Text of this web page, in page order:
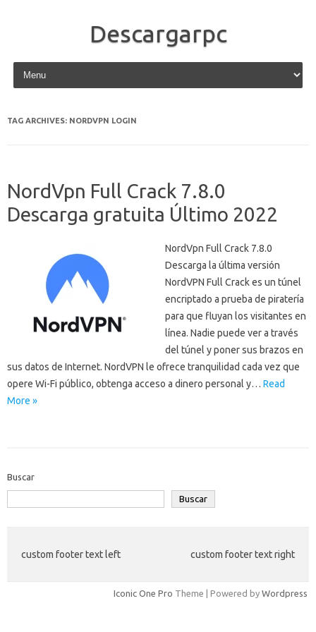
Descargarpc
Skip to content
TAG ARCHIVES: NORDVPN LOGIN
NordVpn Full Crack 7.8.0
Descarga gratuita Último 2022
NordVpn Full Crack 7.8.0
Descarga la última versión
NordVPN Full Crack es un túnel
encriptado a prueba de piratería
para que fluyan los visitantes en
línea. Nadie puede ver a través
del túnel y poner sus brazos en
sus datos de Internet. NordVPN le ofrece tranquilidad cada vez que
opere Wi-Fi público, obtenga acceso a dinero personal y… Read
More »
Buscar
Buscar
custom footer text left custom footer text right
Iconic One Pro Theme | Powered by Wordpress